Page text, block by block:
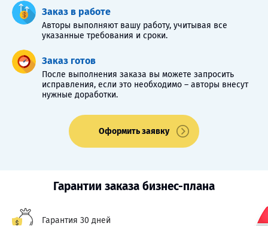
Заказ в работе
Авторы выполняют вашу работу, учитывая все
указанные требования и сроки.
Заказ готов
После выполнения заказа вы можете запросить
исправления, если это необходимо – авторы внесут
нужные доработки.
Оформить заявку
Гарантии заказа бизнес-плана
Гарантия 30 дней